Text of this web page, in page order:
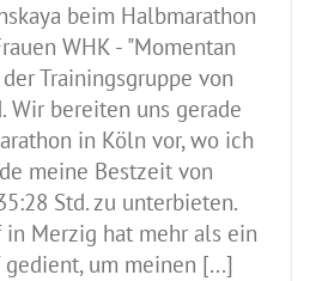
beim Halbmarathon
WHK - "Momentan
Trainingsgruppe von
Wir bereiten uns gerade
in Köln vor, wo ich
meine Bestzeit von
Std. zu unterbieten.
in Merzig hat mehr als ein
um meinen [...]